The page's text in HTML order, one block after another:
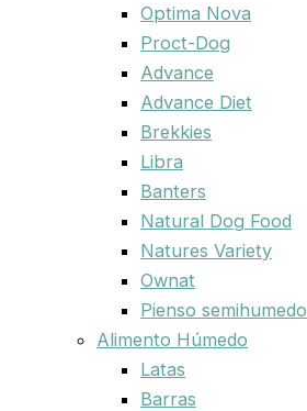
Optima Nova
Proct-Dog
Advance
Advance Diet
Brekkies
Libra
Banters
Natural Dog Food
Natures Variety
Ownat
Pienso semihumedo
Alimento Húmedo
Latas
Barras